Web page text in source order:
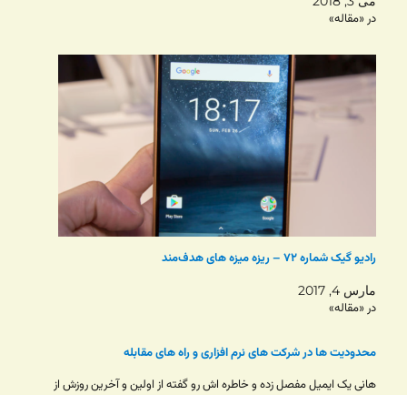
در «مقاله»
رادیو گیک شماره ۷۲ – ریزه میزه های هدف‌مند
مارس 4, 2017
در «مقاله»
محدودیت ها در شرکت های نرم افزاری و راه های مقابله
هانی یک ایمیل مفصل زده و خاطره اش رو گفته از اولین و آخرین روزش از